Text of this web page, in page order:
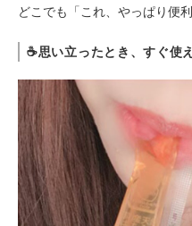
どこでも「これ、やっぱり便
☕思い立ったとき、すぐ使